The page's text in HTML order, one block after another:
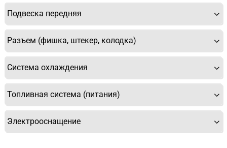
Подвеска передняя
Разъем (фишка, штекер, колодка)
Система охлаждения
Топливная система (питания)
Электрооснащение